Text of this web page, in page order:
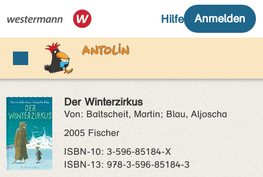
Der Winterzirkus
Von: Baltscheit, Martin; Blau, Aljoscha
2005 Fischer
ISBN‑10: 3-596-85184-X
ISBN‑13: 978-3-596-85184-3